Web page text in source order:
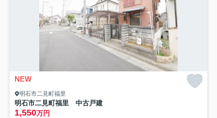
NEW
明石市二見町福里
明石市二見町福里 中古戸建
1,550万円